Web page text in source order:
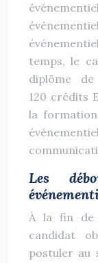
temps, le
diplôme
120 crédits
la
Les
À la fin de
candidat
postuler au